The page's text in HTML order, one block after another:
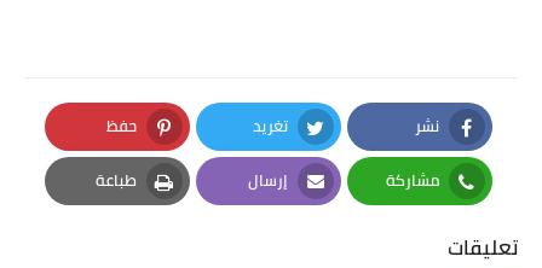
نشر
Facebook
تغريد
Twitter
حفظ
Pinterest
مشاركة
Whatsapp
إرسال
Email
طباعة
Print
تعليقات